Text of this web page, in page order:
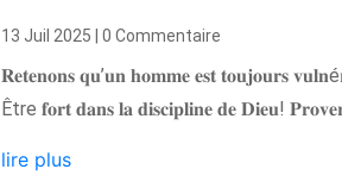
13 Juil 2025 | 0 Commentaire
𝐑𝐞𝐭𝐞𝐧𝐨𝐧𝐬 𝐪𝐮’𝐮𝐧 𝐡𝐨𝐦𝐦𝐞 𝐞𝐬𝐭 𝐭𝐨𝐮𝐣𝐨𝐮𝐫𝐬
Être 𝐟𝐨𝐫𝐭 𝐝𝐚𝐧𝐬 𝐥𝐚 𝐝𝐢𝐬𝐜𝐢𝐩𝐥𝐢𝐧𝐞 𝐝𝐞 𝐃𝐢𝐞𝐮!
lire plus